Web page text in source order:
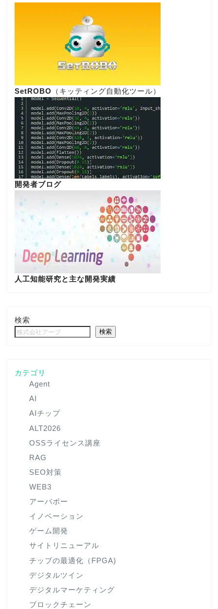
SetROBO （キッティング自動化ツール）
開発者ブログ
人工知能研究と主な開発実績
検索
検索
カテゴリ
Agent
AI
AIチップ
ALT2026
OSSライセンス講座
RAG
SEO対策
WEB3
アーパボー
イノベーション
ゲーム開発
サイトリニューアル
チップの最適化（FPGA)
デジタルツイン
デジタルマーケティング
ブロックチェーン